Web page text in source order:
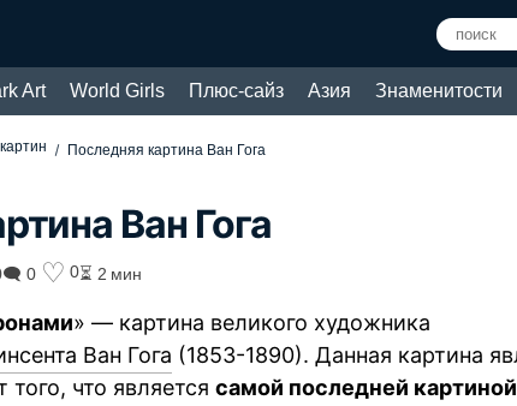
Art World Girls Плюс-сайз Азия Знаменитости
Последняя картина Ван Гога
Ван Гога
🗨 0 ♡ 0⏳ 2 мин
» — картина великого художника
Ван Гога (1853-1890). Данная картина
того, что являетсясамой последней картиной